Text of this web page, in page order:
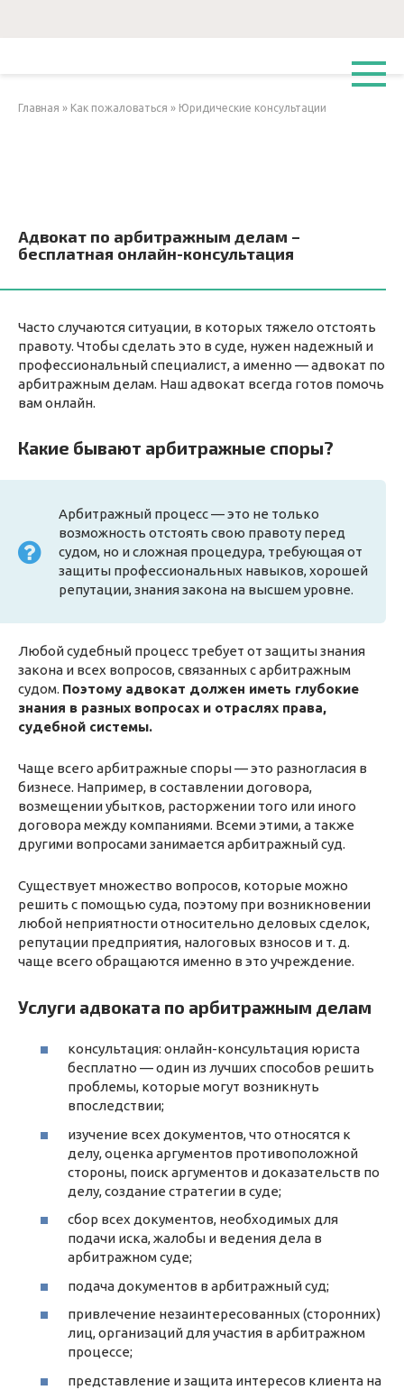
Главная » Как пожаловаться » Юридические консультации
Адвокат по арбитражным делам –
бесплатная онлайн-консультация
Часто случаются ситуации, в которых тяжело отстоять
правоту. Чтобы сделать это в суде, нужен надежный и
профессиональный специалист, а именно — адвокат по
арбитражным делам. Наш адвокат всегда готов помочь
вам онлайн.
Какие бывают арбитражные споры?
Арбитражный процесс — это не только
возможность отстоять свою правоту перед
судом, но и сложная процедура, требующая от
защиты профессиональных навыков, хорошей
репутации, знания закона на высшем уровне.
Любой судебный процесс требует от защиты знания
закона и всех вопросов, связанных с арбитражным
судом. Поэтому адвокат должен иметь глубокие
знания в разных вопросах и отраслях права,
судебной системы.
Чаще всего арбитражные споры — это разногласия в
бизнесе. Например, в составлении договора,
возмещении убытков, расторжении того или иного
договора между компаниями. Всеми этими, а также
другими вопросами занимается арбитражный суд.
Существует множество вопросов, которые можно
решить с помощью суда, поэтому при возникновении
любой неприятности относительно деловых сделок,
репутации предприятия, налоговых взносов и т. д.
чаще всего обращаются именно в это учреждение.
Услуги адвоката по арбитражным делам
консультация: онлайн-консультация юриста
бесплатно — один из лучших способов решить
проблемы, которые могут возникнуть
впоследствии;
изучение всех документов, что относятся к
делу, оценка аргументов противоположной
стороны, поиск аргументов и доказательств по
делу, создание стратегии в суде;
сбор всех документов, необходимых для
подачи иска, жалобы и ведения дела в
арбитражном суде;
подача документов в арбитражный суд;
привлечение незаинтересованных (сторонних)
лиц, организаций для участия в арбитражном
процессе;
представление и защита интересов клиента на